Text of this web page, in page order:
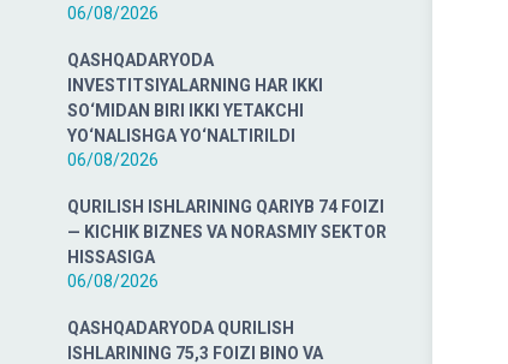
06/08/2026
QASHQADARYODA
INVESTITSIYALARNING HAR IKKI
SO‘MIDAN BIRI IKKI YETAKCHI
YO‘NALISHGA YO‘NALTIRILDI
06/08/2026
QURILISH ISHLARINING QARIYB 74 FOIZI
— KICHIK BIZNES VA NORASMIY SEKTOR
HISSASIGA
06/08/2026
QASHQADARYODA QURILISH
ISHLARINING 75,3 FOIZI BINO VA